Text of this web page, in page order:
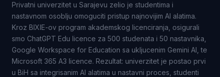
Privatni univerzitet u Sarajevu zelio je studentima i
nastavnom osoblju omoguciti pristup najnovijim AI alatima.
Kroz BIXIE-ov program akademskog licenciranja, osigurali
smo ChatGPT Edu licence za 500 studenata i 50 nastavnika,
Google Workspace for Education sa ukljucenim Gemini AI, te
Microsoft 365 A3 licence. Rezultat: univerzitet je postao prvi
u BiH sa integrisanim AI alatima u nastavni proces, studenti